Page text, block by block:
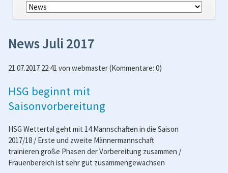
Navigation
überspringen
News Juli 2017
21.07.2017 22:41 von webmaster(Kommentare: 0)
HSG beginnt mit
Saisonvorbereitung
HSG Wettertal geht mit 14 Mannschaften in die Saison
2017/18 / Erste und zweite Männermannschaft
trainieren große Phasen der Vorbereitung zusammen /
Frauenbereich ist sehr gut zusammengewachsen